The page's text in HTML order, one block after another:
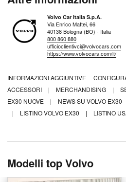
Volvo Car Italia S.p.A.
Via Enrico Mattei, 66
40138 Bologna (BO) - Italia
800 860 880
ufficioclientivci@volvocars.com
https://www.volvocars.com/it/
INFORMAZIONI AGGIUNTIVE
ACCESSORI
| MERCHANDISING |
EX30 NUOVE
| NEWS SU VOLVO EX30
|
LISTINO VOLVO EX30 | LISTINO
Modelli top Volvo